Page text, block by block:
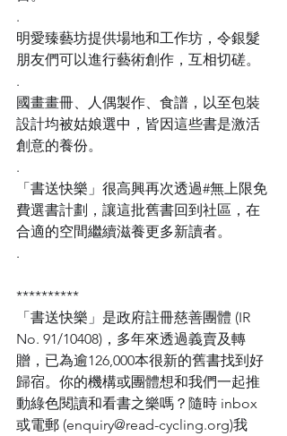
.
明愛臻藝坊提供場地和工作坊，令銀髮
朋友們可以進行藝術創作，互相切磋。
.
國畫畫冊、人偶製作、食譜，以至包裝
設計均被姑娘選中，皆因這些書是激活
創意的養份。
.
「書送快樂」很高興再次透過#無上限免
費選書計劃 ，讓這批舊書回到社區，在
合適的空間繼續滋養更多新讀者。
.
**********
「書送快樂」是政府註冊慈善團體 (IR
No. 91/10408)，多年來透過義賣及轉
贈，已為逾126,000本很新的舊書找到好
歸宿。你的機構或團體想和我們一起推
動綠色閱讀和看書之樂嗎？隨時 inbox
或電郵 (enquiry@read-cycling.org)我